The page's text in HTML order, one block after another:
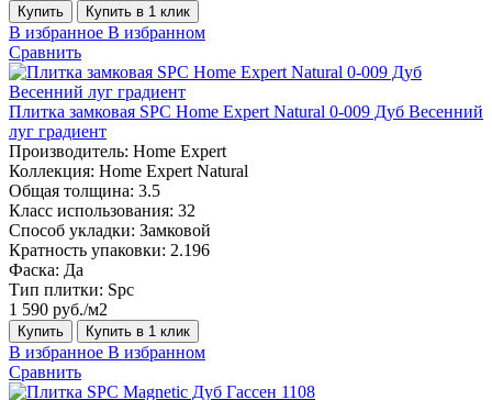
Купить Купить в 1 клик
В избранное В избранном
Сравнить
Плитка замковая SPC Home Expert Natural 0-009 Дуб Весенний
луг градиент
Производитель: Home Expert
Коллекция: Home Expert Natural
Общая толщина: 3.5
Класс использования: 32
Способ укладки: Замковой
Кратность упаковки: 2.196
Фаска: Да
Тип плитки: Spc
1 590 руб./м2
Купить Купить в 1 клик
В избранное В избранном
Сравнить